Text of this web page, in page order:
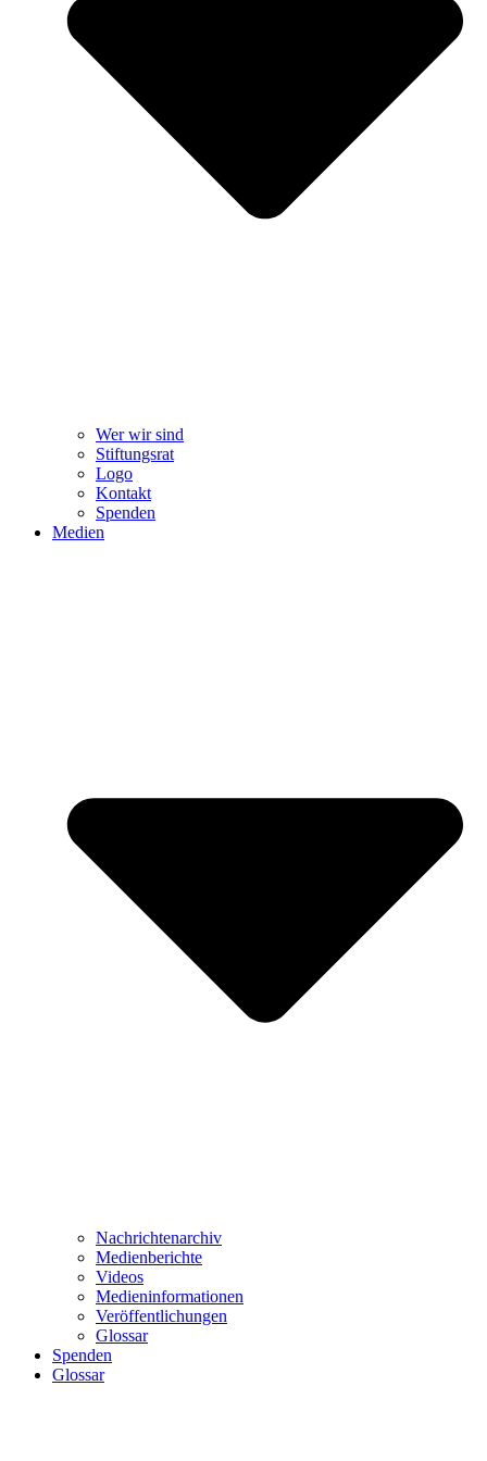
Wer wir sind
Stiftungsrat
Logo
Kontakt
Spenden
Medien
Nachrichtenarchiv
Medienberichte
Videos
Medieninformationen
Veröffentlichungen
Glossar
Spenden
Glossar